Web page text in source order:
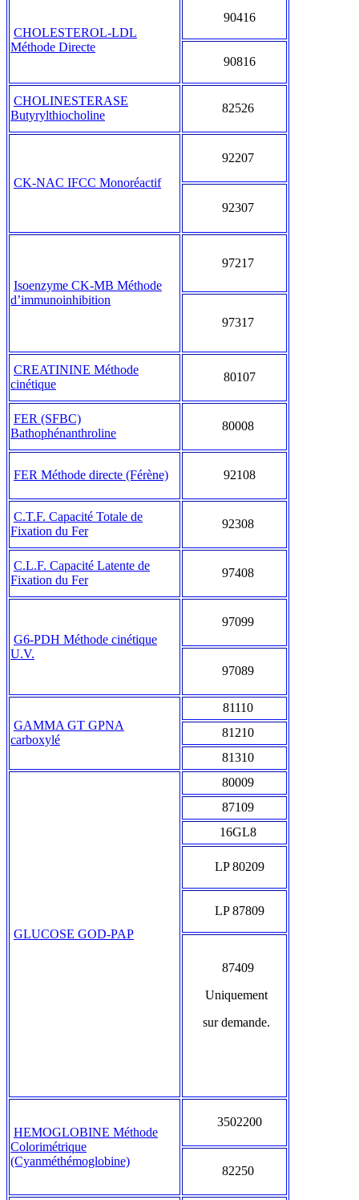
CHOLESTEROL-LDL
Méthode Directe
90416
90816
CHOLINESTERASE
Butyrylthiocholine
82526
CK-NAC IFCC Monoréactif
92207
92307
Isoenzyme CK-MB Méthode
d’immunoinhibition
97217
97317
CREATININE Méthode
cinétique
80107
FER (SFBC)
Bathophénanthroline
80008
FER Méthode directe (Férène) 92108
C.T.F. Capacité Totale de
Fixation du Fer
92308
C.L.F. Capacité Latente de
Fixation du Fer
97408
G6-PDH Méthode cinétique
U.V.
97099
97089
GAMMA GT GPNA
carboxylé
81110
81210
81310
GLUCOSE GOD-PAP
80009
87109
16GL8
LP 80209
LP 87809
87409
Uniquement
sur demande.
HEMOGLOBINE Méthode
Colorimétrique
(Cyanméthémoglobine)
3502200
82250